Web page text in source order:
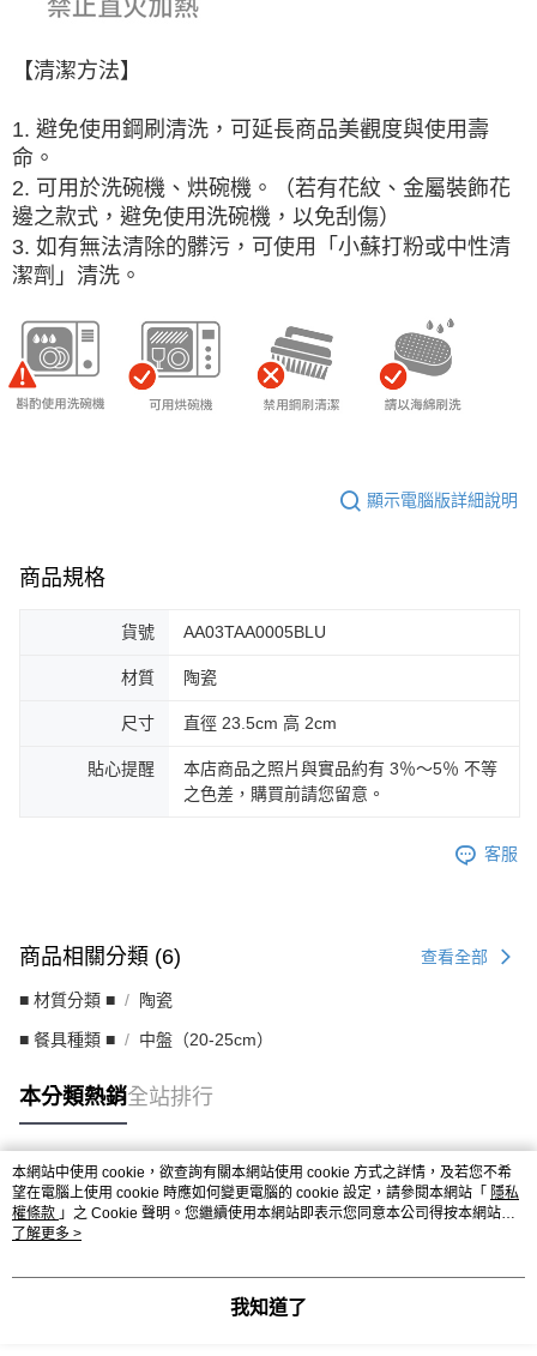
【清潔方法】
1. 避免使用鋼刷清洗，可延長商品美觀度與使用壽
命。
2. 可用於洗碗機、烘碗機。（若有花紋、金屬裝飾花
邊之款式，避免使用洗碗機，以免刮傷）
3. 如有無法清除的髒污，可使用「小蘇打粉或中性清
潔劑」清洗。
顯示電腦版詳細說明
商品規格
貨號 AA03TAA0005BLU
材質 陶瓷
尺寸 直徑 23.5cm 高 2cm
貼心提醒
本店商品之照片與實品約有 3％～5％ 不等
之色差，購買前請您留意。
客服
商品相關分類 (6) 查看全部
■ 材質分類 ■ 陶瓷
■ 餐具種類 ■ 中盤（20-25cm）
本分類熱銷全站排行
熱門標籤
本網站中使用 cookie，欲查詢有關本網站使用 cookie 方式之詳情，及若您不希
望在電腦上使用 cookie 時應如何變更電腦的 cookie 設定，請參閱本網站「 隱私
權條款 」之 Cookie 聲明。您繼續使用本網站即表示您同意本公司得按本網站使
用條款之 Cookie 聲明使用 cookie。
了解更多 >
我知道了